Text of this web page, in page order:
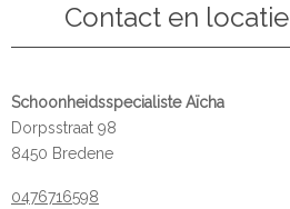
Contact en locatie
Schoonheidsspecialiste Aïcha
Dorpsstraat 98
8450 Bredene
0476716598